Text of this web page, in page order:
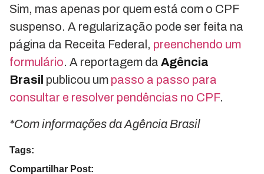
Sim, mas apenas por quem está com o CPF
suspenso. A regularização pode ser feita na
página da Receita Federal, preenchendo um
formulário. A reportagem da Agência
Brasil publicou um passo a passo para
consultar e resolver pendências no CPF.
*Com informações da Agência Brasil
Tags:
Compartilhar Post: